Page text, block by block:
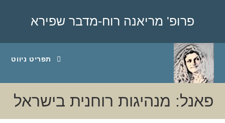
פרופ' מריאנה רוח-מדבר שפירא
תפריט ניווט
פאנל: מנהיגות רוחנית בישראל